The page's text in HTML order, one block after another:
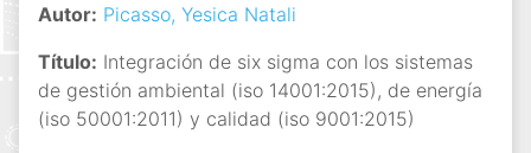
Autor: Picasso, Yesica Natali
Título: Integración de six sigma con los sistemas
de gestión ambiental (iso 14001:2015), de energía
(iso 50001:2011) y calidad (iso 9001:2015)